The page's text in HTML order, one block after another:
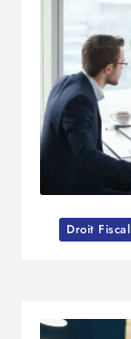
Droit Fiscal